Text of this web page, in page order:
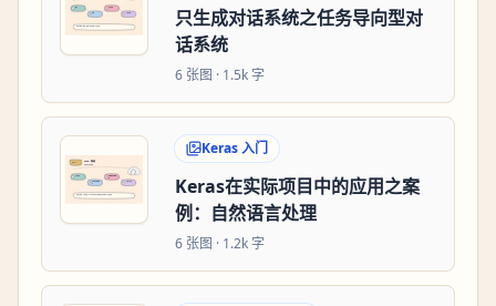
只生成对话系统之任务导向型对
话系统
6 张图 · 1.5k 字
Keras 入门
Keras在实际项目中的应用之案
例：自然语言处理
6 张图 · 1.2k 字